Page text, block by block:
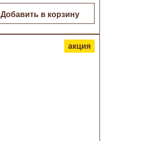
Добавить в корзину
акция